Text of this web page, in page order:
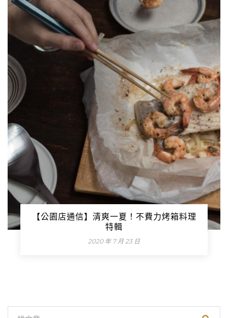
【公園店通信】清爽一夏！不費力烤箱料理
特輯
2020 年 7 月 23 日